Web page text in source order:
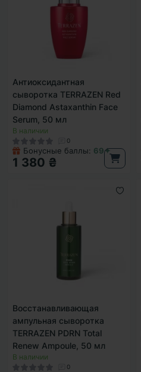
Антиоксидантная
сыворотка TERRAZEN Red
Diamond Astaxanthin Face
Serum, 50 мл
В наличии
0
Бонусные баллы: 69✦
1 380 ₴
Восстанавливающая
ампульная сыворотка
TERRAZEN PDRN Total
Renew Ampoule, 50 мл
В наличии
0